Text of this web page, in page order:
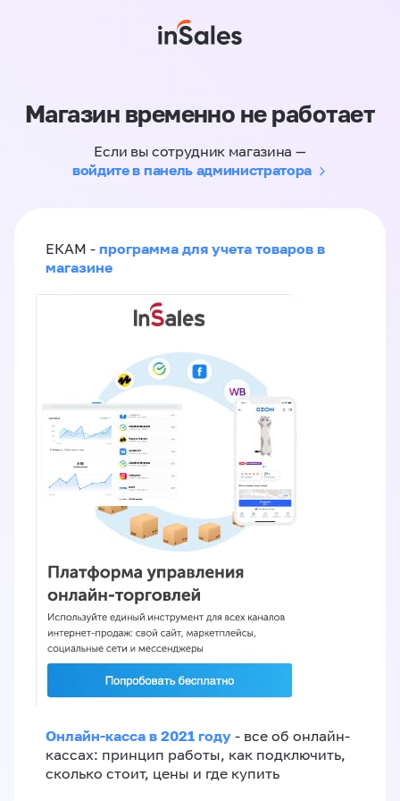
Магазин временно не работает
Если вы сотрудник магазина —
войдите в панель администратора
ЕКАМ - программа для учета товаров в
магазине
Онлайн-касса в 2021 году - все об онлайн-
кассах: принцип работы, как подключить,
сколько стоит, цены и где купить